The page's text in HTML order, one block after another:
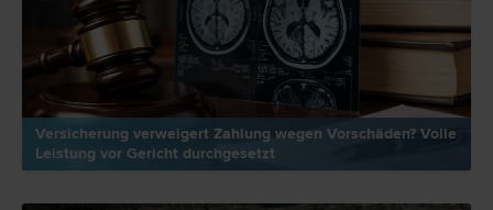
Versicherung verweigert Zahlung wegen Vorschäden? Volle
Leistung vor Gericht durchgesetzt